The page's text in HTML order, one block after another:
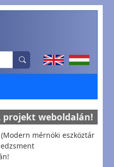
projekt weboldalán!
mérnöki eszköztár